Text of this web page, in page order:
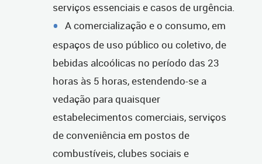
serviços essenciais e casos de urgência.
A comercialização e o consumo, em
espaços de uso público ou coletivo, de
bebidas alcoólicas no período das 23
horas às 5 horas, estendendo-se a
vedação para quaisquer
estabelecimentos comerciais, serviços
de conveniência em postos de
combustíveis, clubes sociais e